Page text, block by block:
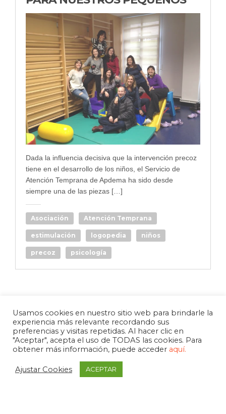
Dada la influencia decisiva que la intervención precoz
tiene en el desarrollo de los niños, el Servicio de
Atención Temprana de Apdema ha sido desde
siempre una de las piezas […]
Asociación Atención Temprana
estimulación logopedia niños
precoz psicología
Usamos cookies en nuestro sitio web para brindarle la
experiencia más relevante recordando sus
preferencias y visitas repetidas. Al hacer clic en
"Aceptar", acepta el uso de TODAS las cookies. Para
obtener más información, puede acceder aquí.
Ajustar Cookies ACEPTAR